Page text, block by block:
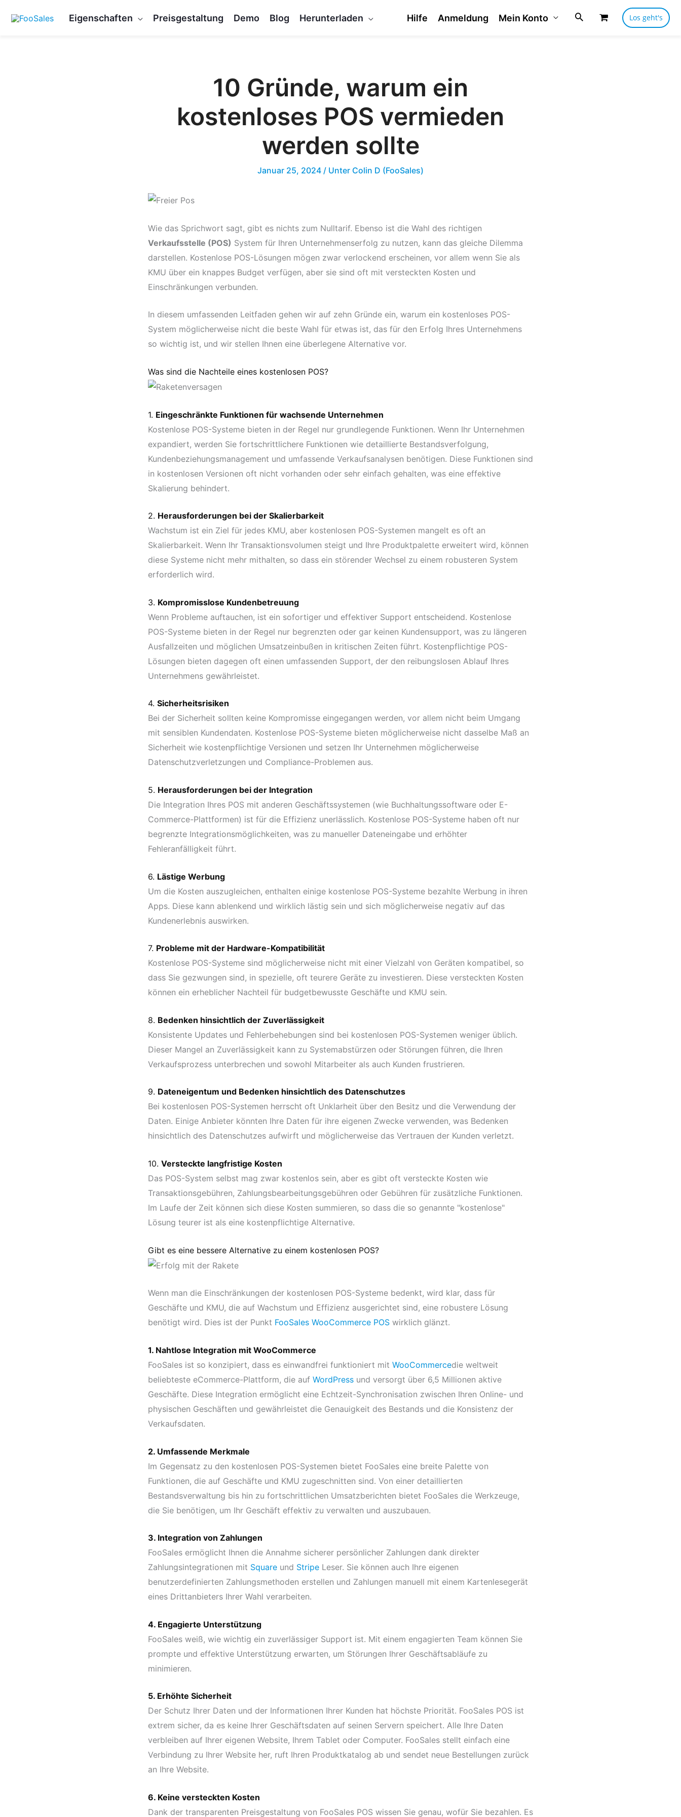
Inhalt
Eigenschaften Preisgestaltung Demo Blog Herunterladen Hilfe Anmeldung Mein Konto Los geht's
10 Gründe, warum ein
kostenloses POS vermieden
werden sollte
Januar 25, 2024 / Unter Colin D (FooSales)
Wie das Sprichwort sagt, gibt es nichts zum Nulltarif. Ebenso ist die Wahl des richtigen
Verkaufsstelle (POS) System für Ihren Unternehmenserfolg zu nutzen, kann das gleiche Dilemma
darstellen. Kostenlose POS-Lösungen mögen zwar verlockend erscheinen, vor allem wenn Sie als
KMU über ein knappes Budget verfügen, aber sie sind oft mit versteckten Kosten und
Einschränkungen verbunden.
In diesem umfassenden Leitfaden gehen wir auf zehn Gründe ein, warum ein kostenloses POS-
System möglicherweise nicht die beste Wahl für etwas ist, das für den Erfolg Ihres Unternehmens
so wichtig ist, und wir stellen Ihnen eine überlegene Alternative vor.
Was sind die Nachteile eines kostenlosen POS?
1. Eingeschränkte Funktionen für wachsende Unternehmen
Kostenlose POS-Systeme bieten in der Regel nur grundlegende Funktionen. Wenn Ihr Unternehmen
expandiert, werden Sie fortschrittlichere Funktionen wie detaillierte Bestandsverfolgung,
Kundenbeziehungsmanagement und umfassende Verkaufsanalysen benötigen. Diese Funktionen sind
in kostenlosen Versionen oft nicht vorhanden oder sehr einfach gehalten, was eine effektive
Skalierung behindert.
2. Herausforderungen bei der Skalierbarkeit
Wachstum ist ein Ziel für jedes KMU, aber kostenlosen POS-Systemen mangelt es oft an
Skalierbarkeit. Wenn Ihr Transaktionsvolumen steigt und Ihre Produktpalette erweitert wird, können
diese Systeme nicht mehr mithalten, so dass ein störender Wechsel zu einem robusteren System
erforderlich wird.
3. Kompromisslose Kundenbetreuung
Wenn Probleme auftauchen, ist ein sofortiger und effektiver Support entscheidend. Kostenlose
POS-Systeme bieten in der Regel nur begrenzten oder gar keinen Kundensupport, was zu längeren
Ausfallzeiten und möglichen Umsatzeinbußen in kritischen Zeiten führt. Kostenpflichtige POS-
Lösungen bieten dagegen oft einen umfassenden Support, der den reibungslosen Ablauf Ihres
Unternehmens gewährleistet.
4. Sicherheitsrisiken
Bei der Sicherheit sollten keine Kompromisse eingegangen werden, vor allem nicht beim Umgang
mit sensiblen Kundendaten. Kostenlose POS-Systeme bieten möglicherweise nicht dasselbe Maß an
Sicherheit wie kostenpflichtige Versionen und setzen Ihr Unternehmen möglicherweise
Datenschutzverletzungen und Compliance-Problemen aus.
5. Herausforderungen bei der Integration
Die Integration Ihres POS mit anderen Geschäftssystemen (wie Buchhaltungssoftware oder E-
Commerce-Plattformen) ist für die Effizienz unerlässlich. Kostenlose POS-Systeme haben oft nur
begrenzte Integrationsmöglichkeiten, was zu manueller Dateneingabe und erhöhter
Fehleranfälligkeit führt.
6. Lästige Werbung
Um die Kosten auszugleichen, enthalten einige kostenlose POS-Systeme bezahlte Werbung in ihren
Apps. Diese kann ablenkend und wirklich lästig sein und sich möglicherweise negativ auf das
Kundenerlebnis auswirken.
7. Probleme mit der Hardware-Kompatibilität
Kostenlose POS-Systeme sind möglicherweise nicht mit einer Vielzahl von Geräten kompatibel, so
dass Sie gezwungen sind, in spezielle, oft teurere Geräte zu investieren. Diese versteckten Kosten
können ein erheblicher Nachteil für budgetbewusste Geschäfte und KMU sein.
8. Bedenken hinsichtlich der Zuverlässigkeit
Konsistente Updates und Fehlerbehebungen sind bei kostenlosen POS-Systemen weniger üblich.
Dieser Mangel an Zuverlässigkeit kann zu Systemabstürzen oder Störungen führen, die Ihren
Verkaufsprozess unterbrechen und sowohl Mitarbeiter als auch Kunden frustrieren.
9. Dateneigentum und Bedenken hinsichtlich des Datenschutzes
Bei kostenlosen POS-Systemen herrscht oft Unklarheit über den Besitz und die Verwendung der
Daten. Einige Anbieter könnten Ihre Daten für ihre eigenen Zwecke verwenden, was Bedenken
hinsichtlich des Datenschutzes aufwirft und möglicherweise das Vertrauen der Kunden verletzt.
10. Versteckte langfristige Kosten
Das POS-System selbst mag zwar kostenlos sein, aber es gibt oft versteckte Kosten wie
Transaktionsgebühren, Zahlungsbearbeitungsgebühren oder Gebühren für zusätzliche Funktionen.
Im Laufe der Zeit können sich diese Kosten summieren, so dass die so genannte "kostenlose"
Lösung teurer ist als eine kostenpflichtige Alternative.
Gibt es eine bessere Alternative zu einem kostenlosen POS?
Wenn man die Einschränkungen der kostenlosen POS-Systeme bedenkt, wird klar, dass für
Geschäfte und KMU, die auf Wachstum und Effizienz ausgerichtet sind, eine robustere Lösung
benötigt wird. Dies ist der Punkt FooSales WooCommerce POS wirklich glänzt.
1. Nahtlose Integration mit WooCommerce
FooSales ist so konzipiert, dass es einwandfrei funktioniert mit WooCommercedie weltweit
beliebteste eCommerce-Plattform, die auf WordPress und versorgt über 6,5 Millionen aktive
Geschäfte. Diese Integration ermöglicht eine Echtzeit-Synchronisation zwischen Ihren Online- und
physischen Geschäften und gewährleistet die Genauigkeit des Bestands und die Konsistenz der
Verkaufsdaten.
2. Umfassende Merkmale
Im Gegensatz zu den kostenlosen POS-Systemen bietet FooSales eine breite Palette von
Funktionen, die auf Geschäfte und KMU zugeschnitten sind. Von einer detaillierten
Bestandsverwaltung bis hin zu fortschrittlichen Umsatzberichten bietet FooSales die Werkzeuge,
die Sie benötigen, um Ihr Geschäft effektiv zu verwalten und auszubauen.
3. Integration von Zahlungen
FooSales ermöglicht Ihnen die Annahme sicherer persönlicher Zahlungen dank direkter
Zahlungsintegrationen mit Square und Stripe Leser. Sie können auch Ihre eigenen
benutzerdefinierten Zahlungsmethoden erstellen und Zahlungen manuell mit einem Kartenlesegerät
eines Drittanbieters Ihrer Wahl verarbeiten.
4. Engagierte Unterstützung
FooSales weiß, wie wichtig ein zuverlässiger Support ist. Mit einem engagierten Team können Sie
prompte und effektive Unterstützung erwarten, um Störungen Ihrer Geschäftsabläufe zu
minimieren.
5. Erhöhte Sicherheit
Der Schutz Ihrer Daten und der Informationen Ihrer Kunden hat höchste Priorität. FooSales POS ist
extrem sicher, da es keine Ihrer Geschäftsdaten auf seinen Servern speichert. Alle Ihre Daten
verbleiben auf Ihrer eigenen Website, Ihrem Tablet oder Computer. FooSales stellt einfach eine
Verbindung zu Ihrer Website her, ruft Ihren Produktkatalog ab und sendet neue Bestellungen zurück
an Ihre Website.
6. Keine versteckten Kosten
Dank der transparenten Preisgestaltung von FooSales POS wissen Sie genau, wofür Sie bezahlen. Es